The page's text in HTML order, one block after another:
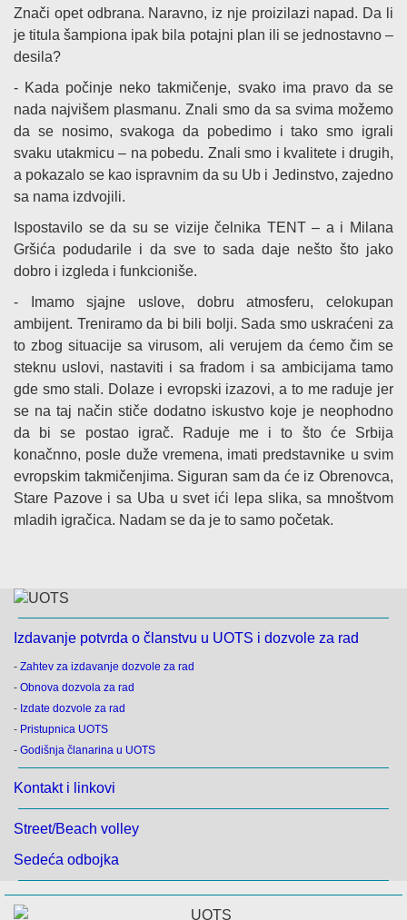
Znači opet odbrana. Naravno, iz nje proizilazi napad. Da li
je titula šampiona ipak bila potajni plan ili se jednostavno –
desila?
- Kada počinje neko takmičenje, svako ima pravo da se
nada najvišem plasmanu. Znali smo da sa svima možemo
da se nosimo, svakoga da pobedimo i tako smo igrali
svaku utakmicu – na pobedu. Znali smo i kvalitete i drugih,
a pokazalo se kao ispravnim da su Ub i Jedinstvo, zajedno
sa nama izdvojili.
Ispostavilo se da su se vizije čelnika TENT – a i Milana
Gršića podudarile i da sve to sada daje nešto što jako
dobro i izgleda i funkcioniše.
- Imamo sjajne uslove, dobru atmosferu, celokupan
ambijent. Treniramo da bi bili bolji. Sada smo uskraćeni za
to zbog situacije sa virusom, ali verujem da ćemo čim se
steknu uslovi, nastaviti i sa fradom i sa ambicijama tamo
gde smo stali. Dolaze i evropski izazovi, a to me raduje jer
se na taj način stiče dodatno iskustvo koje je neophodno
da bi se postao igrač. Raduje me i to što će Srbija
konačnno, posle duže vremena, imati predstavnike u svim
evropskim takmičenjima. Siguran sam da će iz Obrenovca,
Stare Pazove i sa Uba u svet ići lepa slika, sa mnoštvom
mladih igračica. Nadam se da je to samo početak.
Izdavanje potvrda o članstvu u UOTS i dozvole za rad
- Zahtev za izdavanje dozvole za rad
- Obnova dozvola za rad
- Izdate dozvole za rad
- Pristupnica UOTS
- Godišnja članarina u UOTS
Kontakt i linkovi
Street/Beach volley
Sedeća odbojka